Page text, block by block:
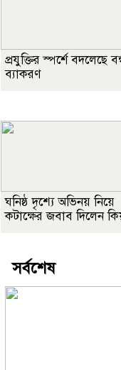
প্রযুক্তির স্পর্শে বদলেছে
ব্যাকরণ
ঘনিষ্ঠ দৃশ্যে অভিনয় নিয়ে
কটাক্ষের জবাব দিলেন
সর্বশেষ